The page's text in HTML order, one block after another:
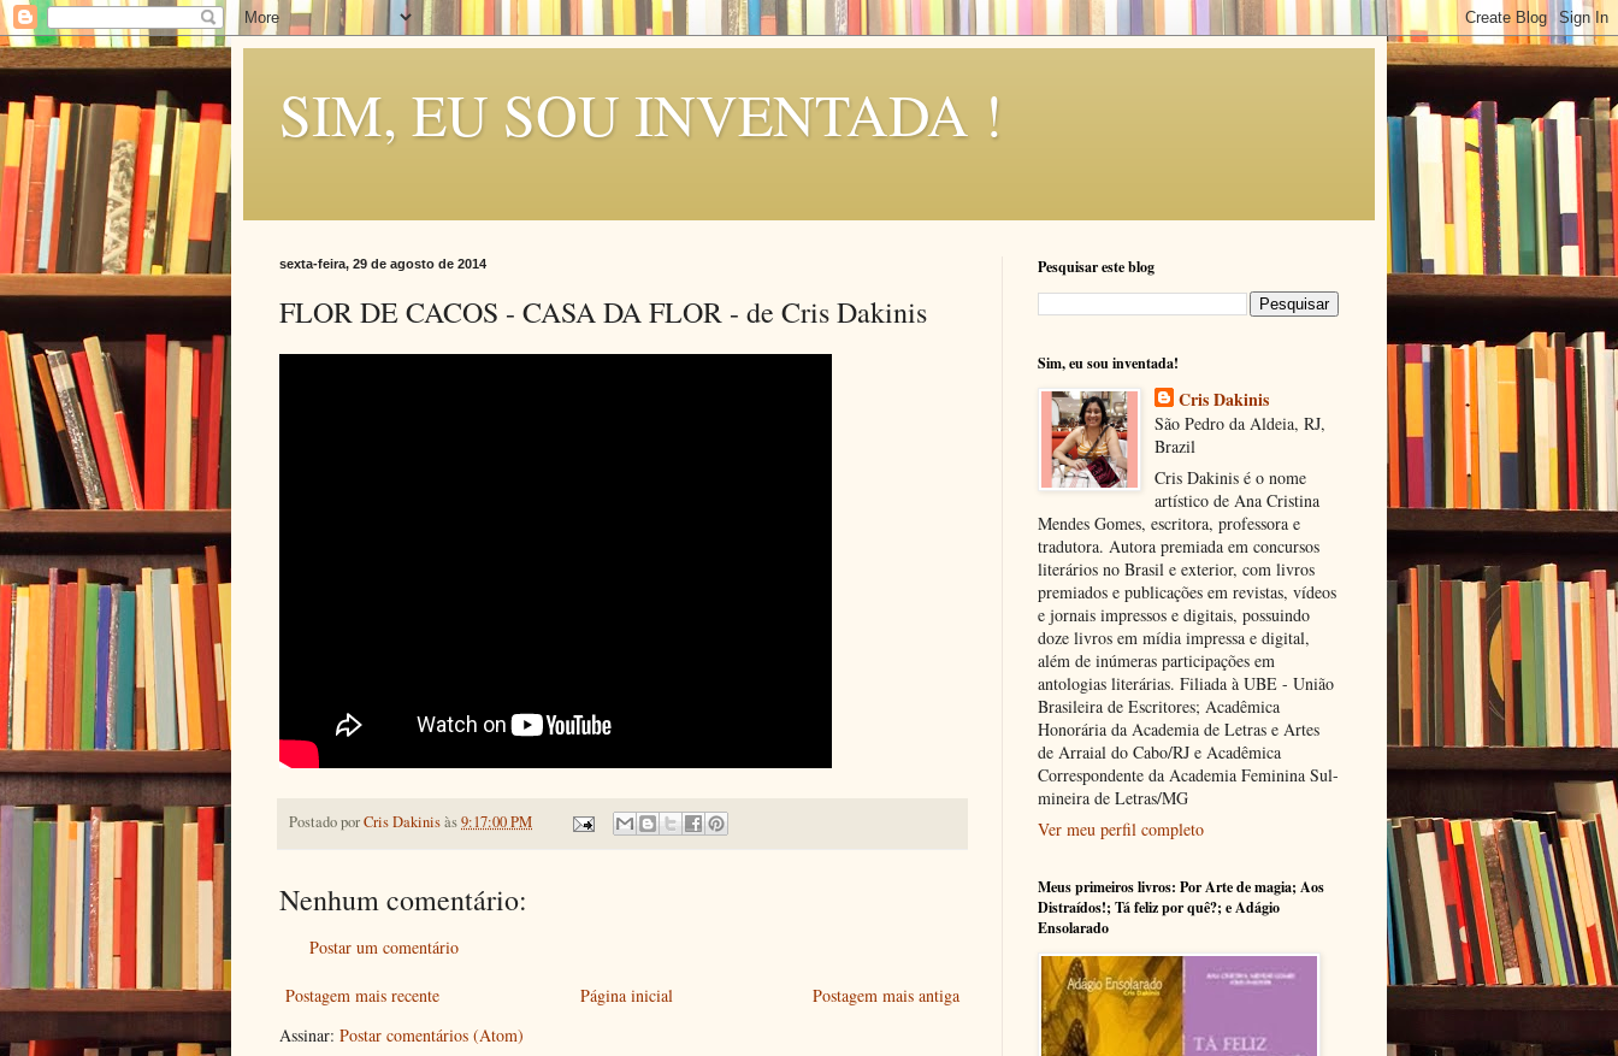
SIM, EU SOU INVENTADA !
sexta-feira, 29 de agosto de 2014
FLOR DE CACOS - CASA DA FLOR - de Cris Dakinis
Postado porCris Dakinisàs9:17:00 PM
Nenhum comentário:
Postar um comentário
Postagem mais recente Postagem mais antiga
Página inicial
Assinar: Postar comentários (Atom)
Pesquisar este blog
Sim, eu sou inventada!
Cris Dakinis
São Pedro da Aldeia, RJ,
Brazil
Cris Dakinis é o nome
artístico de Ana Cristina
Mendes Gomes, escritora, professora e
tradutora. Autora premiada em concursos
literários no Brasil e exterior, com livros
premiados e publicações em revistas, vídeos
e jornais impressos e digitais, possuindo
doze livros em mídia impressa e digital,
além de inúmeras participações em
antologias literárias. Filiada à UBE - União
Brasileira de Escritores; Acadêmica
Honorária da Academia de Letras e Artes
de Arraial do Cabo/RJ e Acadêmica
Correspondente da Academia Feminina Sul-
mineira de Letras/MG
Ver meu perfil completo
Meus primeiros livros: Por Arte de magia; Aos
Distraídos!; Tá feliz por quê?; e Adágio
Ensolarado